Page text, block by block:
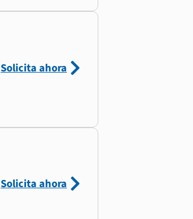
Solicita ahora
Solicita ahora